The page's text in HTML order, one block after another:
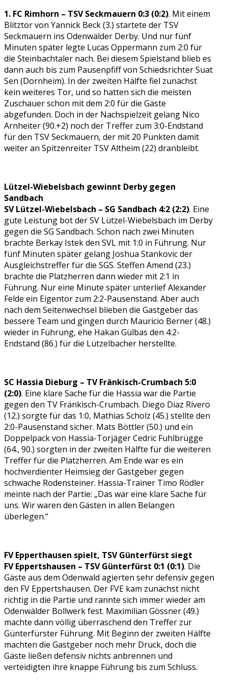
1. FC Rimhorn – TSV Seckmauern 0:3 (0:2). Mit einem
Blitztor von Yannick Beck (3.) startete der TSV
Seckmauern ins Odenwälder Derby. Und nur fünf
Minuten später legte Lucas Oppermann zum 2:0 für
die Steinbachtaler nach. Bei diesem Spielstand blieb es
dann auch bis zum Pausenpfiff von Schiedsrichter Suat
Sen (Dornheim). In der zweiten Hälfte fiel zunächst
kein weiteres Tor, und so hatten sich die meisten
Zuschauer schon mit dem 2:0 für die Gäste
abgefunden. Doch in der Nachspielzeit gelang Nico
Arnheiter (90.+2) noch der Treffer zum 3:0-Endstand
für den TSV Seckmauern, der mit 20 Punkten damit
weiter an Spitzenreiter TSV Altheim (22) dranbleibt.
Lützel-Wiebelsbach gewinnt Derby gegen
Sandbach
SV Lützel-Wiebelsbach – SG Sandbach 4:2 (2:2). Eine
gute Leistung bot der SV Lützel-Wiebelsbach im Derby
gegen die SG Sandbach. Schon nach zwei Minuten
brachte Berkay Istek den SVL mit 1:0 in Führung. Nur
fünf Minuten später gelang Joshua Stankovic der
Ausgleichstreffer für die SGS. Steffen Amend (23.)
brachte die Platzherren dann wieder mit 2:1 in
Führung. Nur eine Minute später unterlief Alexander
Felde ein Eigentor zum 2:2-Pausenstand. Aber auch
nach dem Seitenwechsel blieben die Gastgeber das
bessere Team und gingen durch Mauricio Berner (48.)
wieder in Führung, ehe Hakan Gülbas den 4:2-
Endstand (86.) für die Lützelbacher herstellte.
SC Hassia Dieburg – TV Fränkisch-Crumbach 5:0
(2:0). Eine klare Sache für die Hassia war die Partie
gegen den TV Fränkisch-Crumbach. Diego Diaz Rivero
(12.) sorgte für das 1:0, Mathias Scholz (45.) stellte den
2:0-Pausenstand sicher. Mats Böttler (50.) und ein
Doppelpack von Hassia-Torjäger Cedric Fuhlbrügge
(64., 90.) sorgten in der zweiten Hälfte für die weiteren
Treffer für die Platzherren. Am Ende war es ein
hochverdienter Heimsieg der Gastgeber gegen
schwache Rodensteiner. Hassia-Trainer Timo Rödler
meinte nach der Partie: „Das war eine klare Sache für
uns. Wir waren den Gästen in allen Belangen
überlegen.“
FV Epperthausen spielt, TSV Günterfürst siegt
FV Eppertshausen – TSV Günterfürst 0:1 (0:1). Die
Gäste aus dem Odenwald agierten sehr defensiv gegen
den FV Eppertshausen. Der FVE kam zunächst nicht
richtig in die Partie und rannte sich immer wieder am
Odenwälder Bollwerk fest. Maximilian Gössner (49.)
machte dann völlig überraschend den Treffer zur
Günterfürster Führung. Mit Beginn der zweiten Hälfte
machten die Gastgeber noch mehr Druck, doch die
Gäste ließen defensiv nichts anbrennen und
verteidigten ihre knappe Führung bis zum Schluss.